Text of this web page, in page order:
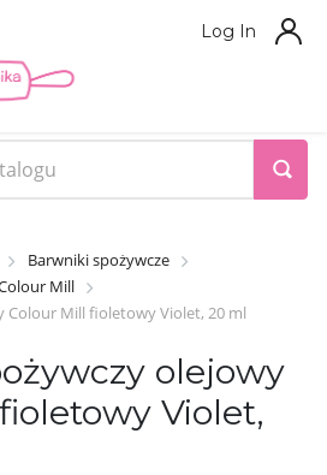
Log In
Barwniki spożywcze
Mill
Colour Mill fioletowy Violet, 20 ml
olejowy
Violet,